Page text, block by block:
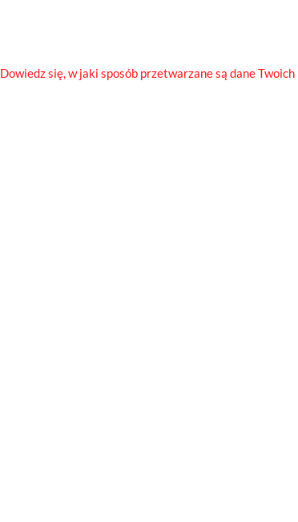
Dowiedz się, w jaki sposób przetwarzane są dane